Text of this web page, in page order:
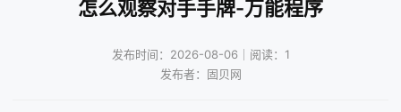
怎么观察对手手牌-万能程序
发布时间：2026-08-06｜阅读：1
发布者：固贝网